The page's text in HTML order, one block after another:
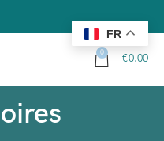
0 €0.00
FR